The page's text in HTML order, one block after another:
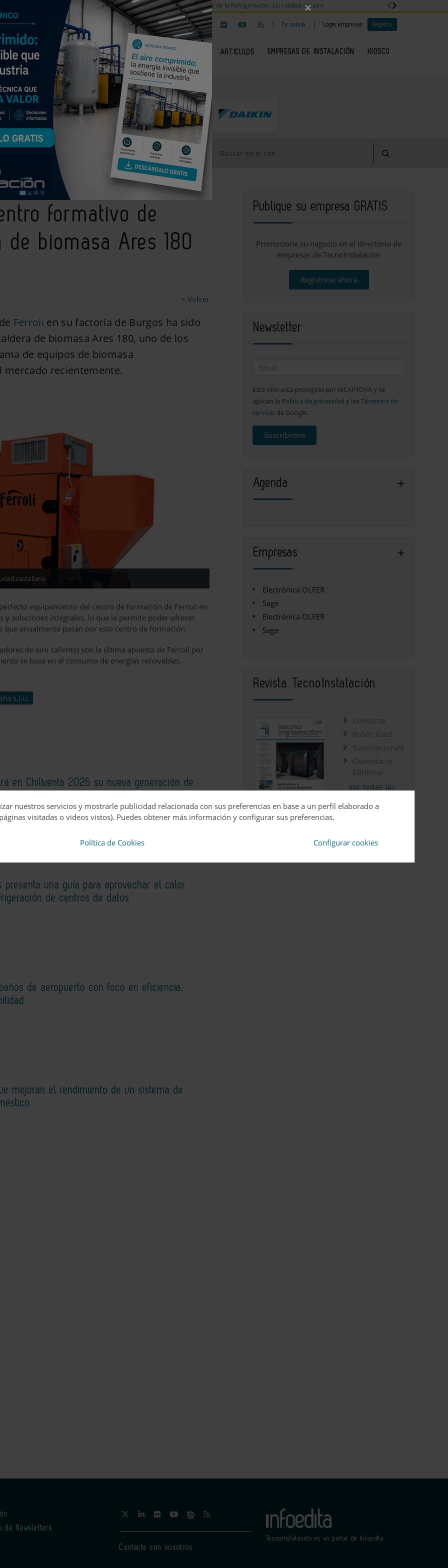
Válvulas de equilibrado para sistemas calefacción Día mundial de la Refrigeración LG calidad del aire
| Es noticia | Login empresas Registro
NOTICIAS PRODUCTOS ARTÍCULOS EMPRESAS DE INSTALACIÓN KIOSCO
EMPRESAS PREMIUM
centro formativo de Burgos la nueva caldera de biomasa Ares 180
formativo de
biomasa Ares 180
< Volver
Ferroli en su factoría de Burgos ha sido
de biomasa Ares 180, uno de los
de equipos de biomasa
mercado recientemente.
castellana
equipamiento del centro de formación de Ferroli en
y soluciones integrales, lo que le permite poder ofrecer
anualmente pasan por este centro de formación.
de aire caliente) son la última apuesta de Ferroli por
se basa en el consumo de energías renovables.
s.l.u.
en Chillventa 2026 su nueva generación de
presenta una guía para aprovechar el calor
de centros de datos
baños de aeropuerto con foco en eficiencia,
mejoran el rendimiento de un sistema de
Publique su empresa GRATIS
Promocione su negocio en el directorio de
empresas de TecnoInstalación
Regístrese ahora
Newsletter
Este sitio está protegido por reCAPTCHA y se
aplican la Política de privacidad y losTérminos de
servicio de Google.
Suscribirme
Agenda
Empresas
Electrónica OLFER
Sage
Electrónica OLFER
Sage
Revista TecnoInstalación
Contacto
Publicidad
Suscripciones
Calendario
Editorial
Ver todas las
de Newsletters
Contacte con nosotros
TecnoInstalación es un portal de Infoedita
nuestros servicios y mostrarle publicidad relacionada con sus preferencias en base a un perfil elaborado a
visitadas o videos vistos). Puedes obtener más información y configurar sus preferencias.
Política de Cookies Configurar cookies
×